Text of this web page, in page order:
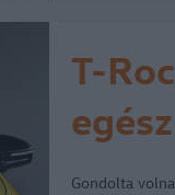
T-
Gondolta